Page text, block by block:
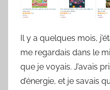
Il y a quelques mois,
me regardais dans le
que je voyais. J’avais
d’énergie, et je savais